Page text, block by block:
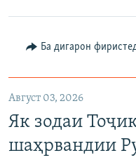
Ба дигарон
Август 03, 2026
Як зодаи
шаҳрвандии